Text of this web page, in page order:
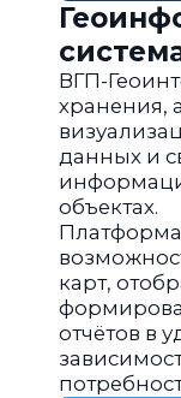
ВГП-
хранения,
данных и
объектах.
карт,
отчётов в